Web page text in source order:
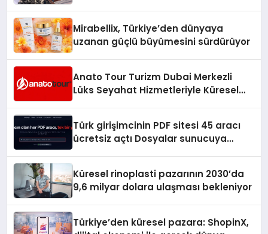
Mirabellix, Türkiye’den dünyaya
uzanan güçlü büyümesini sürdürüyor
Anato Tour Turizm Dubai Merkezli
Lüks Seyahat Hizmetleriyle Küresel
Türk girişimcinin PDF sitesi 45 aracı
ücretsiz açtı Dosyalar sunucuya
Küresel rinoplasti pazarının 2030’da
9,6 milyar dolara ulaşması bekleniyor
Türkiye’den küresel pazara: ShopinX,